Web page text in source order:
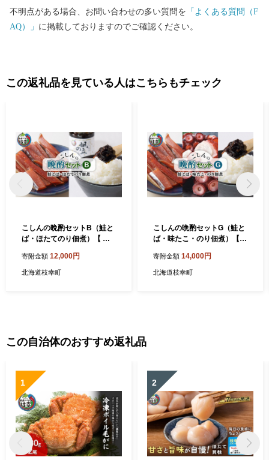
ロードして郵送する 「ふるまど」等のサイトより申請書をダウ
ンロード・印刷し、添付書類を同封の上、自治体へ郵送してくだ
さい。
不明点がある場合、お問い合わせの多い質問を 「よくある質問（F
AQ）」 に掲載しておりますのでご確認ください。
この返礼品を見ている人はこちらもチェック
こしんの晩酌セットB（鮭と
ば・ほたてのり佃煮）【 加
ホーツク 枝幸 】
寄附金額 12,000円
北海道枝幸町
こしんの晩酌セットG（鮭と
ば・味たこ・のり佃煮）【オ
工食品 惣菜 レトルト のり 海
苔 タコ 北海道 オホーツク 枝
寄附金額 14,000円
北海道枝幸町
この自治体のおすすめ返礼品
1 2